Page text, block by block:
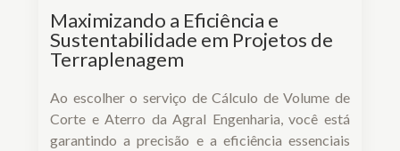
Maximizando a Eficiência e
Sustentabilidade em Projetos de
Terraplenagem
Ao escolher o serviço de Cálculo de Volume de
Corte e Aterro da Agral Engenharia, você está
garantindo a precisão e a eficiência essenciais